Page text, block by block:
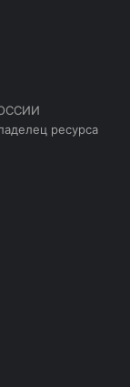
ресурса